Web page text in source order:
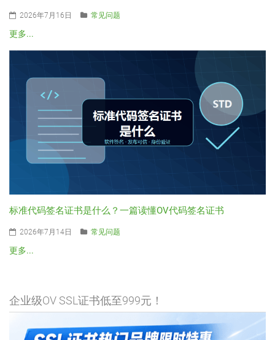
2026年7月16日 常见问题
更多...
标准代码签名证书是什么？一篇读懂OV代码签名证书
2026年7月14日 常见问题
更多...
企业级OV SSL证书低至999元！